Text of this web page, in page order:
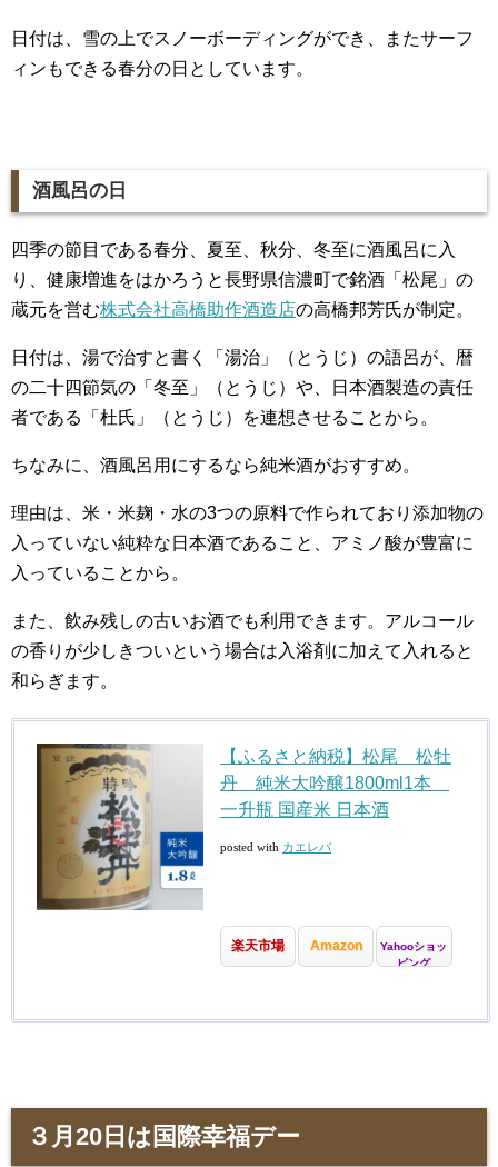
日付は、雪の上でスノーボーディングができ、またサーフ
ィンもできる春分の日としています。
酒風呂の日
四季の節目である春分、夏至、秋分、冬至に酒風呂に入
り、健康増進をはかろうと長野県信濃町で銘酒「松尾」の
蔵元を営む株式会社高橋助作酒造店の高橋邦芳氏が制定。
日付は、湯で治すと書く「湯治」（とうじ）の語呂が、暦
の二十四節気の「冬至」（とうじ）や、日本酒製造の責任
者である「杜氏」（とうじ）を連想させることから。
ちなみに、酒風呂用にするなら純米酒がおすすめ。
理由は、米・米麹・水の3つの原料で作られており添加物の
入っていない純粋な日本酒であること、アミノ酸が豊富に
入っていることから。
また、飲み残しの古いお酒でも利用できます。アルコール
の香りが少しきついという場合は入浴剤に加えて入れると
和らぎます。
【ふるさと納税】松尾 松牡
丹 純米大吟醸1800ml1本
一升瓶 国産米 日本酒
posted with カエレバ
楽天市場 Amazon
Yahooショッ
ピング
３月20日は国際幸福デー